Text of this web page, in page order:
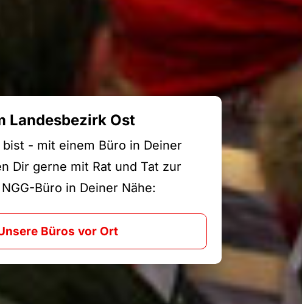
Landesbezirk Ost
- mit einem Büro in Deiner
Dir gerne mit Rat und Tat zur
Büro in Deiner Nähe:
Büros vor Ort